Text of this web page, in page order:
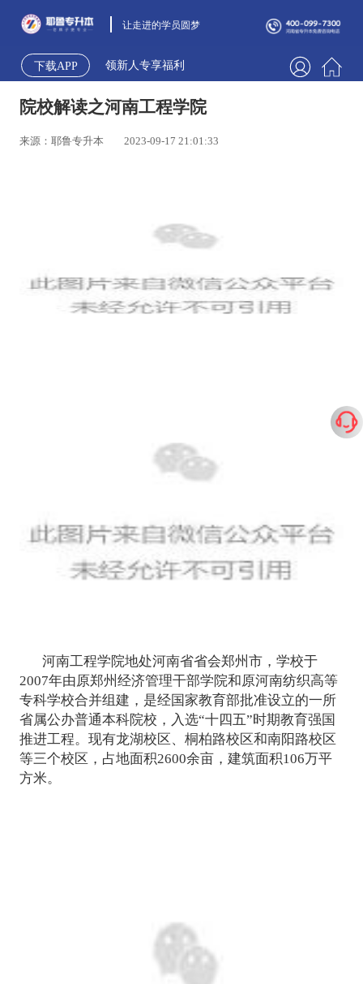
让走进的学员圆梦
下载APP 领新人专享福利
院校解读之河南工程学院
来源：耶鲁专升本 2023-09-17 21:01:33
河南工程学院地处河南省省会郑州市，学校于
2007年由原郑州经济管理干部学院和原河南纺织高等
专科学校合并组建，是经国家教育部批准设立的一所
省属公办普通本科院校，入选“十四五”时期教育强国
推进工程。现有龙湖校区、桐柏路校区和南阳路校区
等三个校区，占地面积2600余亩，建筑面积106万平
方米。